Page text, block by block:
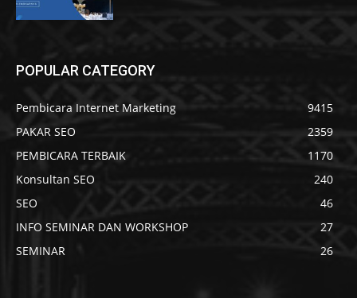
POPULAR CATEGORY
Pembicara Internet Marketing
9415
PAKAR SEO
2359
PEMBICARA TERBAIK
1170
Konsultan SEO
240
SEO
46
INFO SEMINAR DAN WORKSHOP
27
SEMINAR
26